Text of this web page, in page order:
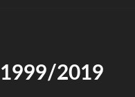
ZURUTUZA)"
1999/2019